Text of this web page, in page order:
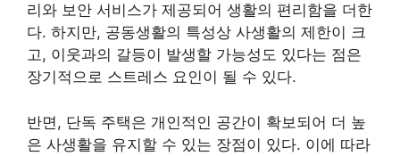
리와 보안 서비스가 제공되어 생활의 편리함을 더한
다. 하지만, 공동생활의 특성상 사생활의 제한이 크
고, 이웃과의 갈등이 발생할 가능성도 있다는 점은
장기적으로 스트레스 요인이 될 수 있다.
반면, 단독 주택은 개인적인 공간이 확보되어 더 높
은 사생활을 유지할 수 있는 장점이 있다. 이에 따라